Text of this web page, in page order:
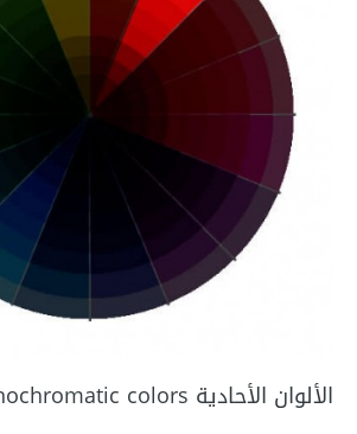
الألوان الأحادية monochromatic colors